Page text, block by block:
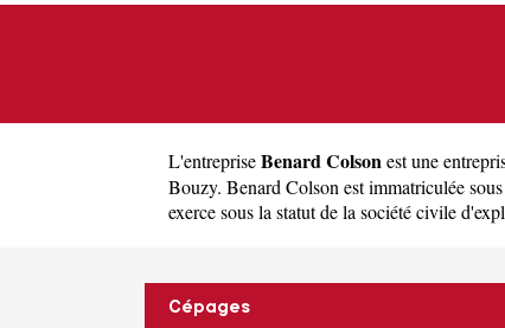
L'entrepriseBenard Colson est une
Bouzy. Benard Colson est immatriculée
exerce sous la statut de la société civile
Cépages